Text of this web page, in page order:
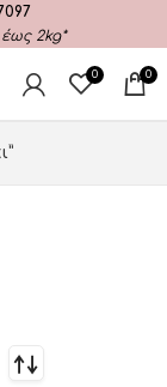
2kg*
0 0